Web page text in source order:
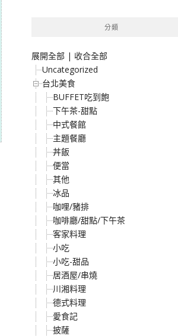
分類
展開全部 | 收合全部
Uncategorized
台北美食
BUFFET吃到飽
下午茶-甜點
中式餐館
主題餐廳
丼飯
便當
其他
冰品
咖哩/豬排
咖啡廳/甜點/下午茶
客家料理
小吃
小吃-甜品
居酒屋/串燒
川湘料理
德式料理
愛食記
披薩